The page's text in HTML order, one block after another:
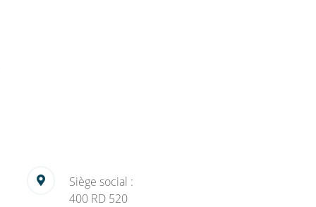
Siège social :
400 RD 520